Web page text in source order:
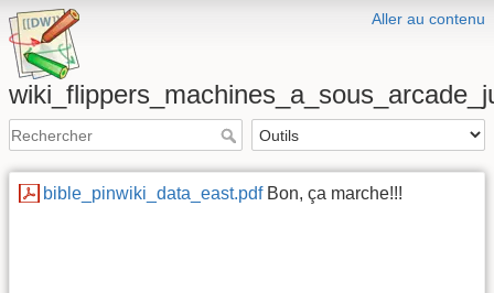
Aller au contenu
bible_pinwiki_data_east.pdfBon, ça marche!!!